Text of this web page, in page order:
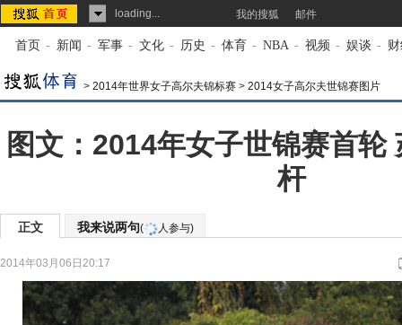
loading... 我的搜狐 邮件
首页 - 新闻 - 军事 - 文化 - 历史 - 体育 - NBA - 视频 - 娱谈 -
> 2014年世界女子高尔夫锦标赛 > 2014女子高尔夫世锦赛图片
图文：2014年女子世锦赛首轮
杆
正文 我来说两句( 人参与)
2014年03月06日20:17